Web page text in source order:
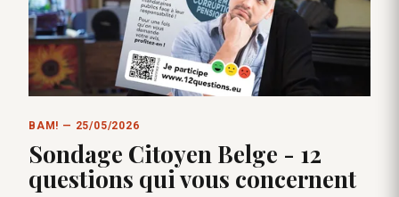
BAM! — 25/05/2026
Sondage Citoyen Belge - 12
questions qui vous concernent